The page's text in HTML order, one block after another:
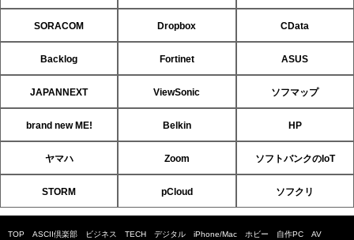
SORACOM Dropbox CData
Backlog Fortinet ASUS
JAPANNEXT ViewSonic ソフマップ
brand new ME! Belkin HP
ヤマハ Zoom ソフトバンクのIoT
STORM pCloud ソフクリ
TOP ASCII倶楽部 ビジネス TECH デジタル iPhone/Mac ホビー 自作PC AV